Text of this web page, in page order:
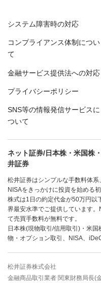
システム障害時の対応
コンプライアンス体制につい
て
金融サービス提供法への対応
プライバシーポリシー
SNS等の情報発信サービスに
ついて
ネット証券/日本株・米国株
井証券
松井証券はシンプルな手数料体
NISAをきっかけに投資を始める
株式は1日の約定代金が50万円以
界最安水準でご提供しています
て売買手数料が無料です。
日本株(現物取引/信用取引)・米
物・オプション取引、NISA、
松井証券株式会社
金融商品取引業者 関東財務局長(